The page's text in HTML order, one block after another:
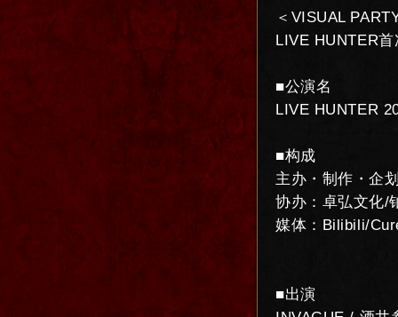
＜VISUAL
LIVE HUNTER
■公演名
LIVE HUNTER
■构成
主办・制作・企
协办：卓弘文化/
媒体：Bilibili/
■出演